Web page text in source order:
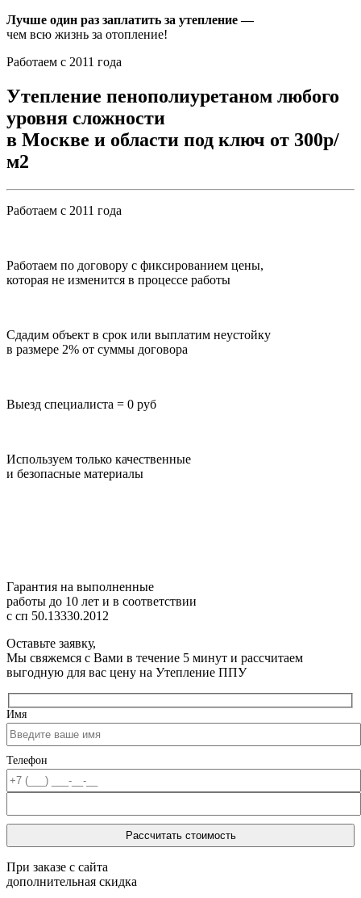
Лучше один раз заплатить за утепление —
чем всю жизнь за отопление!
Работаем с 2011 года
Утепление пенополиуретаном любого
уровня сложности
в Москве и области под ключ от 300р/
м2
Работаем с 2011 года
Работаем по договору с фиксированием цены,
которая не изменится в процессе работы
Сдадим объект в срок или выплатим неустойку
в размере 2% от суммы договора
Выезд специалиста = 0 руб
Используем только качественные
и безопасные материалы
Гарантия на выполненные
работы до 10 лет и в соответствии
с сп 50.13330.2012
Оставьте заявку,
Мы свяжемся с Вами в течение 5 минут и рассчитаем
выгодную для вас цену на Утепление ППУ
Имя
Телефон
При заказе с сайта
дополнительная скидка